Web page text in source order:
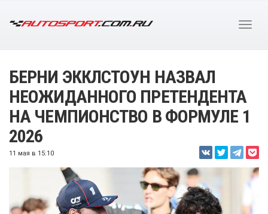
БЕРНИ ЭККЛСТОУН НАЗВАЛ
НЕОЖИДАННОГО ПРЕТЕНДЕНТА
НА ЧЕМПИОНСТВО В ФОРМУЛЕ 1
2026
11 мая в 15:10